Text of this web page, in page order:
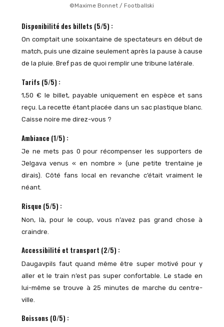
©Maxime Bonnet / Footballski
Disponibilité des billets (5/5) :
On comptait une soixantaine de spectateurs en début de
match, puis une dizaine seulement après la pause à cause
de la pluie. Bref pas de quoi remplir une tribune latérale.
Tarifs (5/5) :
1,50 € le billet, payable uniquement en espèce et sans
reçu. La recette étant placée dans un sac plastique blanc.
Caisse noire me direz-vous ?
Ambiance (1/5) :
Je ne mets pas 0 pour récompenser les supporters de
Jelgava venus « en nombre » (une petite trentaine je
dirais). Côté fans local en revanche c’était vraiment le
néant.
Risque (5/5) :
Non, là, pour le coup, vous n’avez pas grand chose à
craindre.
Accessibilité et transport (2/5) :
Daugavpils faut quand même être super motivé pour y
aller et le train n’est pas super confortable. Le stade en
lui-même se trouve à 25 minutes de marche du centre-
ville.
Boissons (0/5) :